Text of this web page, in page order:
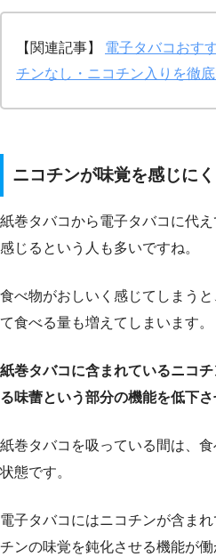
【関連記事】 電子タバコおす
チンなし・ニコチン入りを徹
ニコチンが味覚を感じに
紙巻タバコから電子タバコに代
感じるという人も多いですね。
食べ物がおしいく感じてしまう
て食べる量も増えてしまいます。
紙巻タバコに含まれているニコ
る味蕾という部分の機能を低下さ
紙巻タバコを吸っている間は、
状態です。
電子タバコにはニコチンが含ま
チンの味覚を鈍化させる機能が働